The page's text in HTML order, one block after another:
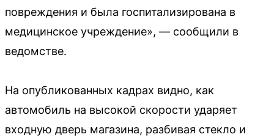
повреждения и была госпитализирована в
медицинское учреждение», — сообщили в
ведомстве.
На опубликованных кадрах видно, как
автомобиль на высокой скорости ударяет
входную дверь магазина, разбивая стекло и